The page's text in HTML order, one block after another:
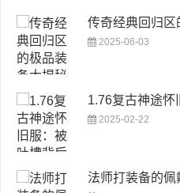
传奇经典回归
2025-06-03
1.76复古神途怀
2025-02-22
法师打装备的佩